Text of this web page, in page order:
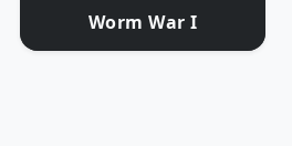
Worm War I